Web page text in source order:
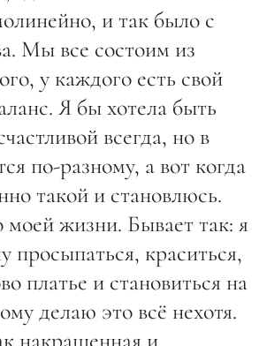
и так было с
Мы все состоим из
у каждого есть свой
Я бы хотела быть
всегда, но в
по-разному, а вот когда
такой и становлюсь.
жизни. Бывает так: я
просыпаться, краситься,
платье и становиться на
делаю это всё нехотя.
накрашенная и